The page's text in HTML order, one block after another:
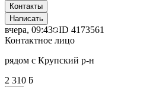
Контакты
Написать
вчера, 09:43 ID 4173561
Контактное лицо
рядом с Крупский р-н
2 310 ƃ